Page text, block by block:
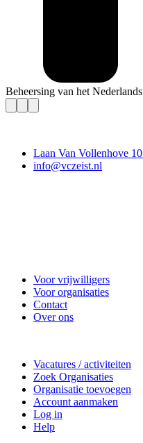
Beheersing van het Nederlands
Laan Van Vollenhove
info@vczeist.nl
Voor vrijwilligers
Voor organisaties
Contact
Over ons
Vacatures / activiteiten
Zoek Organisaties
Organisatie toevoegen
Account aanmaken
Log in
Help